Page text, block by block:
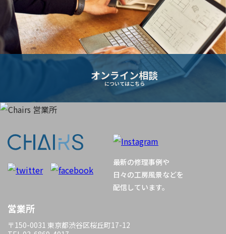
ゲ
ー
シ
ン
オンライン相談
についてはこちら
最新の修理事例や
日々の工房風景などを
配信しています。
営業所
〒150-0031 東京都渋谷区桜丘町17-12